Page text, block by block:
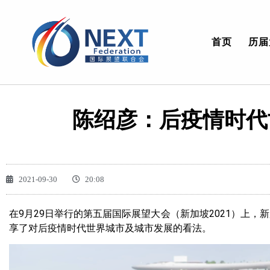
首页 历
陈绍彦：后疫情时
2021-09-30 20:08
在9月29日举行的第五届国际展望大会（新加坡2021）上，
享了对后疫情时代世界城市及城市发展的看法。